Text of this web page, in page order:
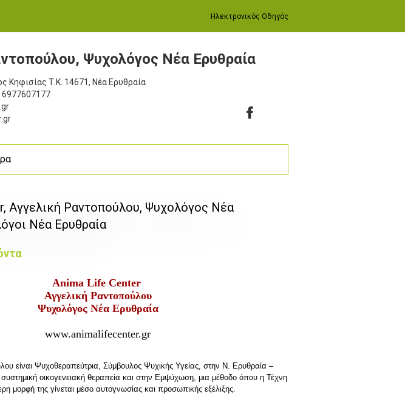
Ηλεκτρονικός Οδηγός
Ψυχολόγος Νέα Ερυθραία
Κηφισίας Τ.Κ. 14671, Νέα Ερυθραία
6977607177
Αγγελική Ραντοπούλου, Ψυχολόγος Νέα
Νέα Ερυθραία
Anima Life Center
Αγγελική Ραντοπούλου
Ψυχολόγος Νέα Ερυθραία
www.animalifecenter.gr
είναι Ψυχοθεραπεύτρια, Σύμβουλος Ψυχικής Υγείας, στην Ν. Ερυθραία –
συστημική οικογενειακή θεραπεία και στην Εμψύχωση, μια μέθοδο όπου η Τέχνη
μορφή της γίνεται μέσο αυτογνωσίας και προσωπικής εξέλιξης.